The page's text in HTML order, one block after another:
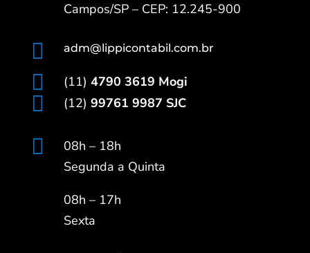
Campos/SP – CEP: 12.245-900
 adm@lippicontabil.com.br
 (11) 4790 3619 Mogi
 (12) 99761 9987 SJC

08h – 18h
Segunda a Quinta
08h – 17h
Sexta